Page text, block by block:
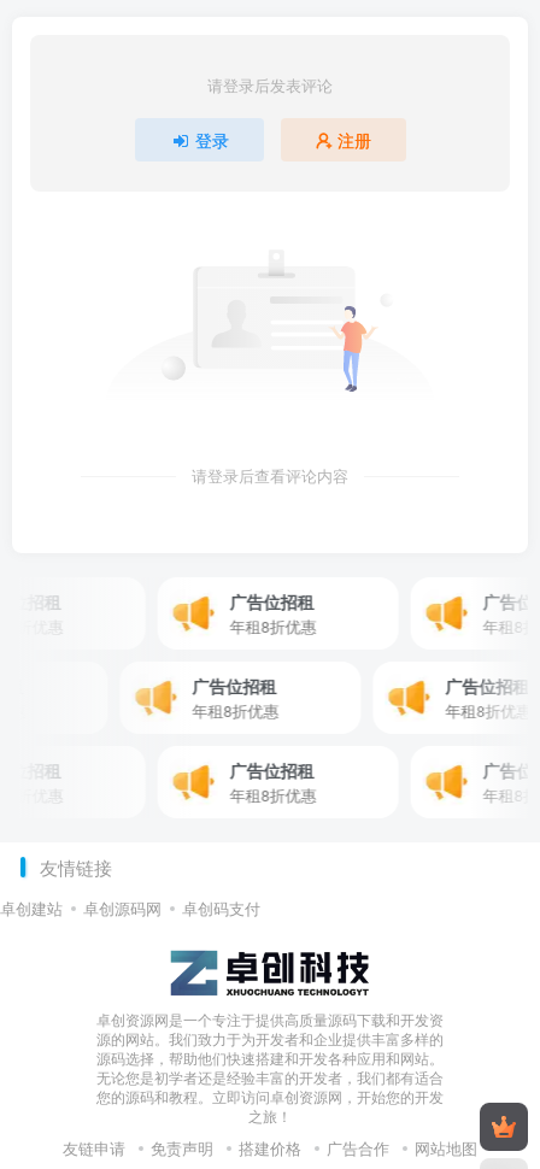
请登录后发表评论
登录 注册
请登录后查看评论内容
广告位招租
年租8折优惠
广告位招
年租8折优
广告位招租
年租8折优惠
广告位
年租8折
广告位招租
年租8折优惠
广告位招
年租8折优
友情链接
卓创建站 卓创源码网 卓创码支付
卓创资源网是一个专注于提供高质量源码下载和开发资
源的网站。我们致力于为开发者和企业提供丰富多样的
源码选择，帮助他们快速搭建和开发各种应用和网站。
无论您是初学者还是经验丰富的开发者，我们都有适合
您的源码和教程。立即访问卓创资源网，开始您的开发
之旅！
友链申请 免责声明 搭建价格 广告合作 网站地图